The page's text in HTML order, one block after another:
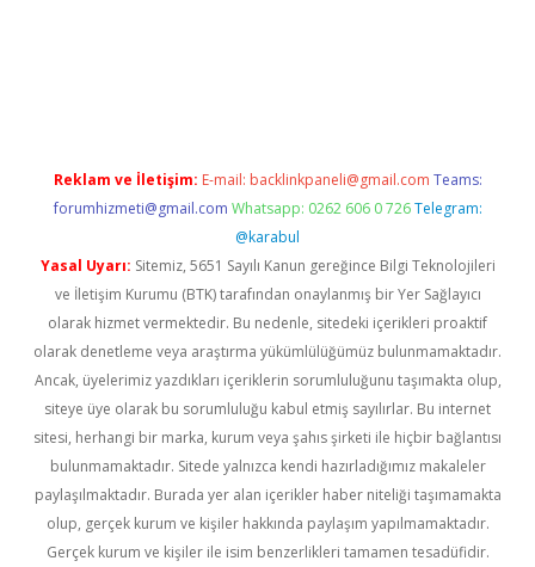
Reklam ve İletişim: E-mail: backlinkpaneli@gmail.com Teams:
forumhizmeti@gmail.com Whatsapp: 0262 606 0 726 Telegram:
@karabul
Yasal Uyarı: Sitemiz, 5651 Sayılı Kanun gereğince Bilgi Teknolojileri
ve İletişim Kurumu (BTK) tarafından onaylanmış bir Yer Sağlayıcı
olarak hizmet vermektedir. Bu nedenle, sitedeki içerikleri proaktif
olarak denetleme veya araştırma yükümlülüğümüz bulunmamaktadır.
Ancak, üyelerimiz yazdıkları içeriklerin sorumluluğunu taşımakta olup,
siteye üye olarak bu sorumluluğu kabul etmiş sayılırlar. Bu internet
sitesi, herhangi bir marka, kurum veya şahıs şirketi ile hiçbir bağlantısı
bulunmamaktadır. Sitede yalnızca kendi hazırladığımız makaleler
paylaşılmaktadır. Burada yer alan içerikler haber niteliği taşımamakta
olup, gerçek kurum ve kişiler hakkında paylaşım yapılmamaktadır.
Gerçek kurum ve kişiler ile isim benzerlikleri tamamen tesadüfidir.